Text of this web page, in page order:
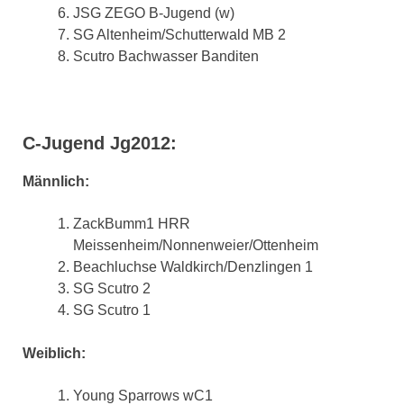
JSG ZEGO B-Jugend (w)
SG Altenheim/Schutterwald MB 2
Scutro Bachwasser Banditen
C-Jugend Jg2012:
Männlich:
ZackBumm1 HRR
Meissenheim/Nonnenweier/Ottenheim
Beachluchse Waldkirch/Denzlingen 1
SG Scutro 2
SG Scutro 1
Weiblich:
Young Sparrows wC1